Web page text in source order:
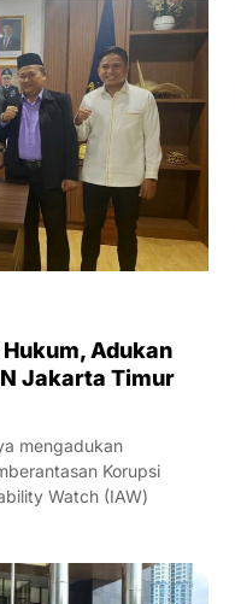
Adukan
Jakarta Timur
mengadukan
Korupsi
Watch (IAW)